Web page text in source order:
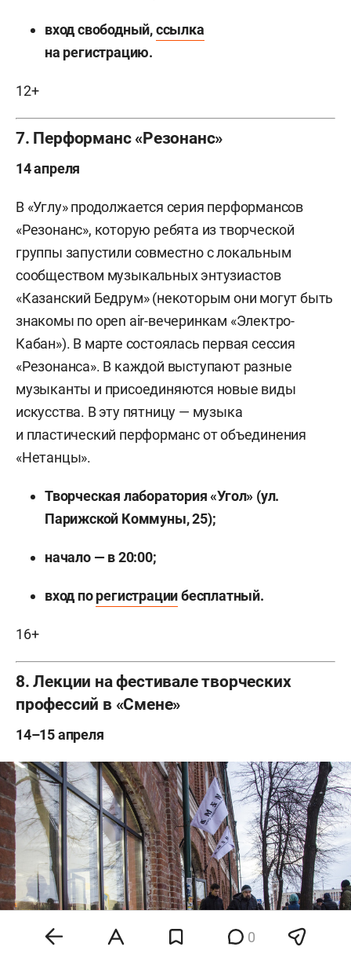
вход свободный,ссылка
на регистрацию.
12+
7. Перформанс «Резонанс»
14 апреля
В «Углу» продолжается серия перформансов
«Резонанс», которую ребята из творческой
группы запустили совместно с локальным
сообществом музыкальных энтузиастов
«Казанский Бедрум» (некоторым они могут быть
знакомы по open air-вечеринкам «Электро-
Кабан»). В марте состоялась первая сессия
«Резонанса». В каждой выступают разные
музыканты и присоединяются новые виды
искусства. В эту пятницу — музыка
и пластический перформанс от объединения
«Нетанцы».
Творческая лаборатория «Угол» (ул.
Парижской Коммуны, 25);
начало — в 20:00;
вход порегистрациибесплатный.
16+
8. Лекции на фестивале творческих
профессий в «Смене»
14–15 апреля
0